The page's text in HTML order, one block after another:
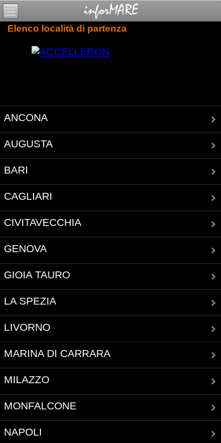
Elenco località di partenza
ANCONA
AUGUSTA
BARI
CAGLIARI
CIVITAVECCHIA
GENOVA
GIOIA TAURO
LA SPEZIA
LIVORNO
MARINA DI CARRARA
MILAZZO
MONFALCONE
NAPOLI